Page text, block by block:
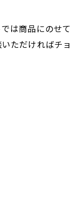
は商品にのせ
ただければチ